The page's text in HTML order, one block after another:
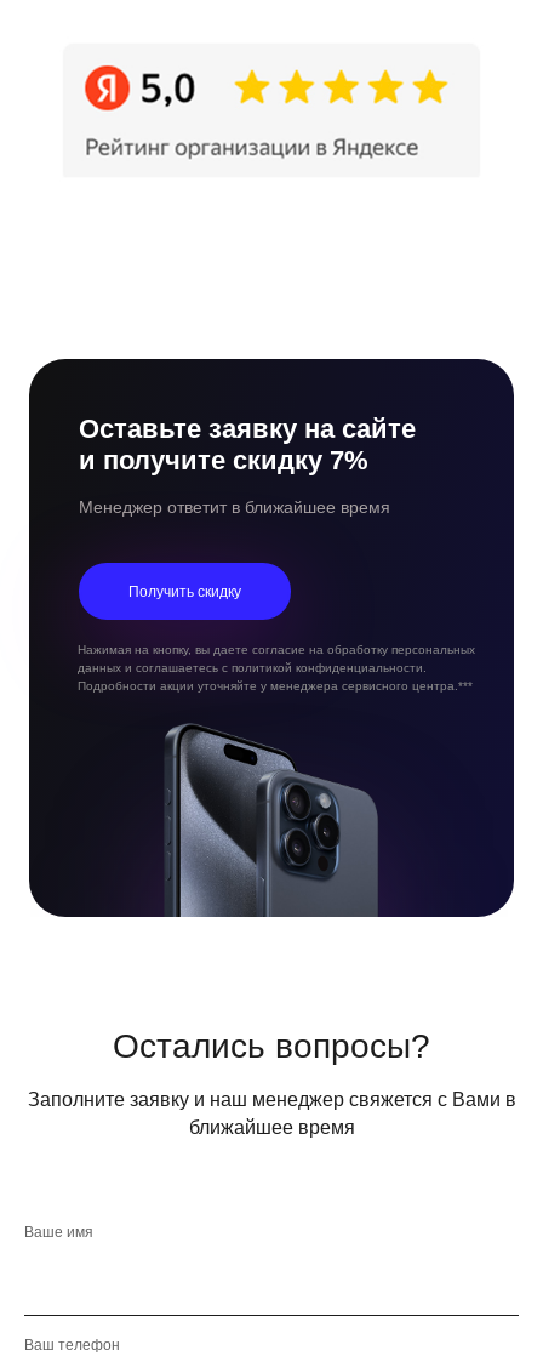
Оставьте заявку на сайте
и получите скидку 7%
Менеджер ответит в ближайшее время
Получить скидку
Нажимая на кнопку, вы даете согласие на обработку персональных
данных и соглашаетесь с политикой конфиденциальности.
Подробности акции уточняйте у менеджера сервисного центра.***
Остались вопросы?
Заполните заявку и наш менеджер свяжется с Вами в
ближайшее время
Ваше имя
Ваш телефон